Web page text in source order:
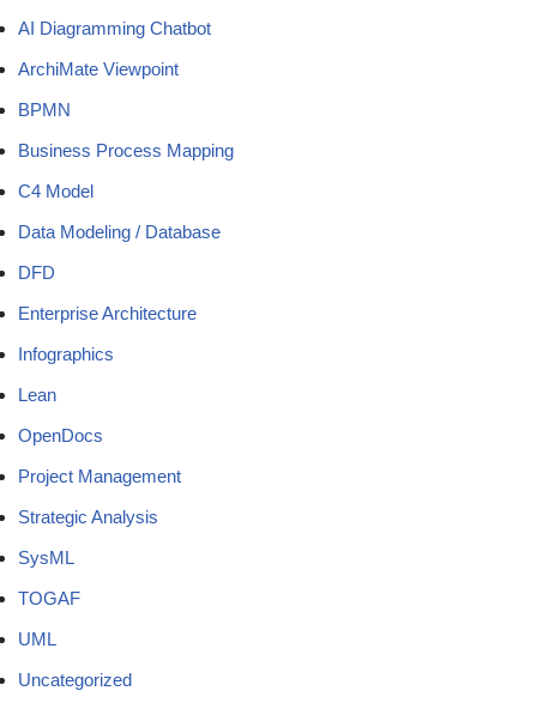
AI Diagramming Chatbot
ArchiMate Viewpoint
BPMN
Business Process Mapping
C4 Model
Data Modeling / Database
DFD
Enterprise Architecture
Infographics
Lean
OpenDocs
Project Management
Strategic Analysis
SysML
TOGAF
UML
Uncategorized